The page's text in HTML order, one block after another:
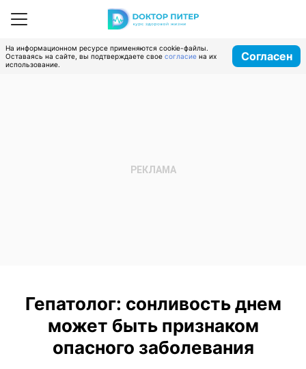
На информационном ресурсе применяются cookie-файлы.
Оставаясь на сайте, вы подтверждаете свое согласие на их
использование.
Согласен
Гепатолог: сонливость днем
может быть признаком
опасного заболевания